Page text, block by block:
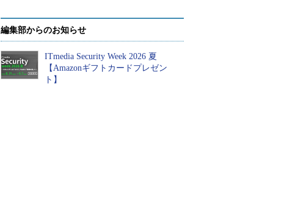
編集部からのお知らせ
ITmedia Security Week 2026 夏
【Amazonギフトカードプレゼン
ト】